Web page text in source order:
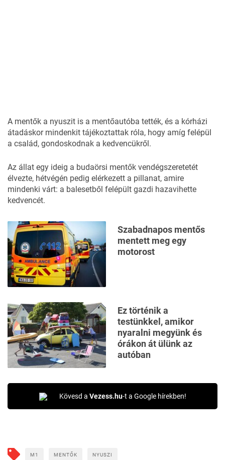
A mentők a nyuszit is a mentőautóba tették, és a kórházi
átadáskor mindenkit tájékoztattak róla, hogy amíg felépül
a család, gondoskodnak a kedvencükről.
Az állat egy ideig a budaörsi mentők vendégszeretetét
élvezte, hétvégén pedig elérkezett a pillanat, amire
mindenki várt: a balesetből felépült gazdi hazavihette
kedvencét.
Szabadnapos mentős
mentett meg egy
motorost
Ez történik a
testünkkel, amikor
nyaralni megyünk és
órákon át ülünk az
autóban
Kövesd a Vezess.hu-t a Google hírekben!
M1 MENTŐK NYUSZI